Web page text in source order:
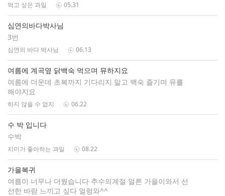
먹고 싶은 과일 05.31
심연의바다박사님
3번
심연의 바다 박사님 06.13
여름에 계곡옆 닭백숙 먹으며 뮤하지요
여름에 더운데 초복까지 기다리지 말고 백숙 즐기며 뮤를
해야지요
하지 않을 수 없지 06.22
수 박 입니다
수박
지미가 좋아하는 과일 08.22
가을복귀
여름이 너무나 더웠습니다 추수의계절 얼른 가을이와서 선
선한 바람 느끼고 싶다 얼렁와^^